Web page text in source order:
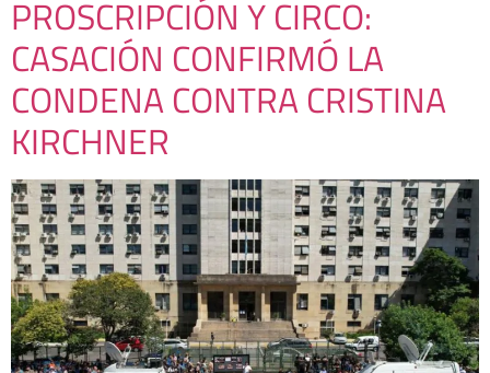
PROSCRIPCIÓN Y CIRCO:
CASACIÓN CONFIRMÓ LA
CONDENA CONTRA CRISTINA
KIRCHNER